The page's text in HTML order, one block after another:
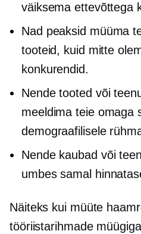
väiksema ettevõttega
Nad peaksid müüma
tooteid, kuid mitte
konkurendid.
Nende tooted või
meeldima teie omaga
demograafilisele
Nende kaubad või
umbes samal
Näiteks kui müüte
tööriistarihmade